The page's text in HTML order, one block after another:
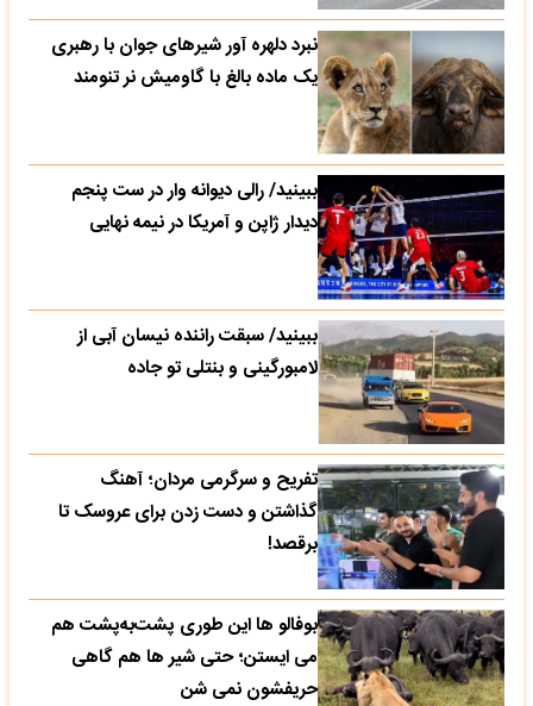
نبرد دلهره آور شیرهای جوان با رهبری
یک ماده بالغ با گاومیش نر تنومند
ببینید/ رالی دیوانه وار در ست پنجم
دیدار ژاپن و آمریکا در نیمه نهایی
ببینید/ سبقت راننده نیسان آبی از
لامبورگینی و بنتلی تو جاده
تفریح و سرگرمی مردان؛ آهنگ
گذاشتن و دست زدن برای عروسک تا
برقصد!
بوفالو ها این‌ طوری پشت‌به‌پشت هم
می‌ ایستن؛ حتی شیر ها هم گاهی
حریفشون نمی‌ شن